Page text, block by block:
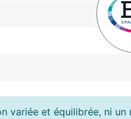
variée et équilibrée, ni un